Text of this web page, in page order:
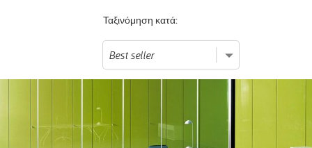
Ταξινόμηση κατά: